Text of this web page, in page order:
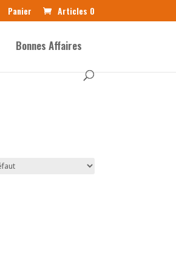
Panier Articles 0
Bonnes Affaires